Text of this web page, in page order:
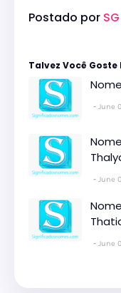
Postado por
Talvez Você
June
June
June